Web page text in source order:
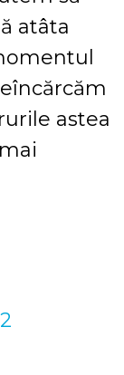
atâta
astea